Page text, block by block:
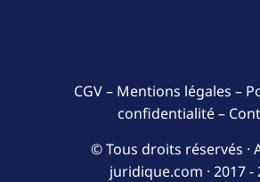
CGV– Mentions légales –
confidentialité–
© Tous droits réservés ·
juridique.com · 2017 -